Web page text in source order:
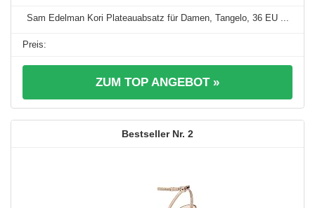
Sam Edelman Kori Plateauabsatz für Damen, Tangelo, 36 EU ...
ZUM TOP ANGEBOT »
2